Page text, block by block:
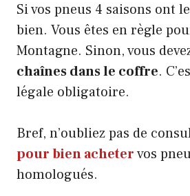
Si vos pneus 4 saisons ont
bien. Vous êtes en règle
Montagne. Sinon, vous
chaînes dans le coffre.
légale obligatoire.
Bref, n’oubliez pas de
pour bien achetervos
homologués.